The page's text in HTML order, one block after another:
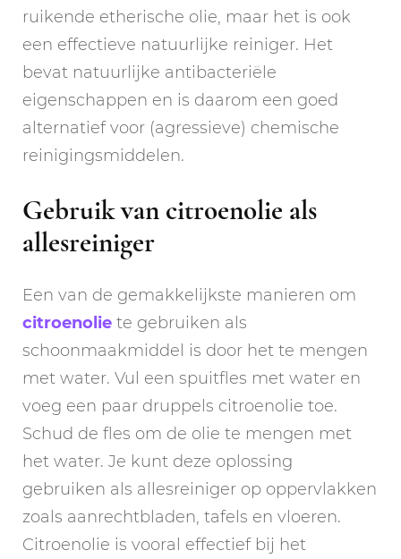
ruikende etherische olie, maar het is ook
een effectieve natuurlijke reiniger. Het
bevat natuurlijke antibacteriële
eigenschappen en is daarom een ​​goed
alternatief voor (agressieve) chemische
reinigingsmiddelen.
Gebruik van citroenolie als
allesreiniger
Een van de gemakkelijkste manieren om
citroenolie te gebruiken als
schoonmaakmiddel is door het te mengen
met water. Vul een spuitfles met water en
voeg een paar druppels citroenolie toe.
Schud de fles om de olie te mengen met
het water. Je kunt deze oplossing
gebruiken als allesreiniger op oppervlakken
zoals aanrechtbladen, tafels en vloeren.
Citroenolie is vooral effectief bij het